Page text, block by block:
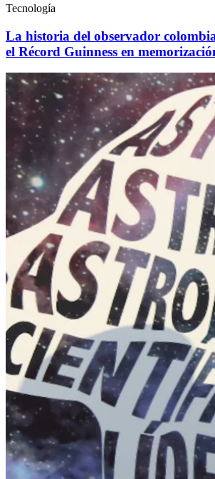
Tecnología
La historia del observador
el Récord Guinness en